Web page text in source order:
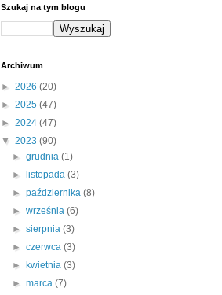
Szukaj na tym blogu
Archiwum
► 2026 (20)
► 2025 (47)
► 2024 (47)
▼ 2023 (90)
►grudnia(1)
►
listopada(3)
►października(8)
►września(6)
►sierpnia(3)
►czerwca(3)
►
kwietnia(3)
►marca(7)